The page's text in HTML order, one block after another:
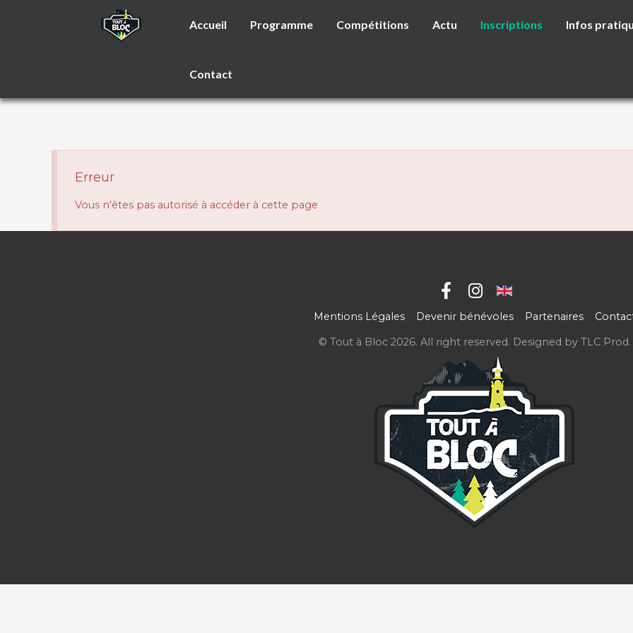
Accueil Programme Compétitions Actu Inscriptions Infos
Contact
Erreur
Vous n'êtes pas autorisé à accéder à cette page
Mentions Légales Devenir bénévoles Partenaires
© Tout à Bloc 2026. All right reserved. Designed by TLC Prod.